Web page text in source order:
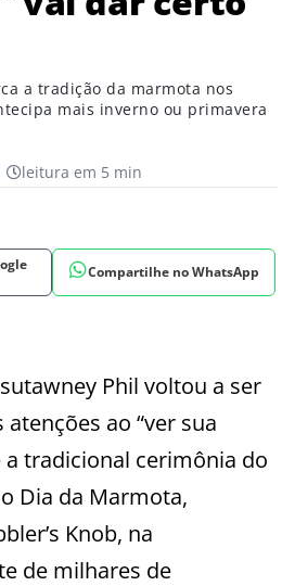
a tradição da marmota nos
mais inverno ou primavera
leitura em 5 min
Compartilhe no WhatsApp
Phil voltou a ser
ao “ver sua
tradicional cerimônia do
Dia da Marmota,
Knob, na
de milhares de